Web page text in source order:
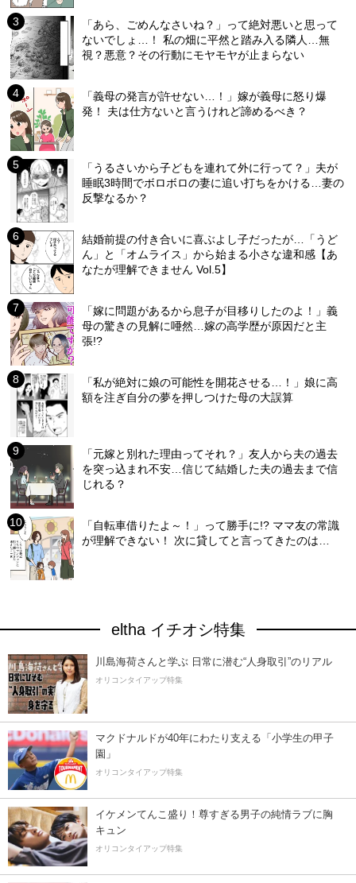
「あら、ごめんなさいね？」って絶対悪いと思って
ないでしょ…！ 私の畑に平然と踏み入る隣人…無
視？悪意？その行動にモヤモヤが止まらない
「義母の発言が許せない…！」嫁が義母に怒り爆
発！ 夫は仕方ないと言うけれど諦めるべき？
「うるさいから子どもを連れて外に行って？」夫が
睡眠3時間でボロボロの妻に追い打ちをかける…妻の
反撃なるか？
結婚前提の付き合いに喜ぶよし子だったが…「うど
ん」と「オムライス」から始まる小さな違和感【あ
なたが理解できません Vol.5】
「嫁に問題があるから息子が目移りしたのよ！」義
母の驚きの見解に唖然…嫁の高学歴が原因だと主
張!?
「私が絶対に娘の可能性を開花させる…！」娘に高
額を注ぎ自分の夢を押しつけた母の大誤算
「元嫁と別れた理由ってそれ？」友人から夫の過去
を突っ込まれ不安…信じて結婚した夫の過去まで信
じれる？
「自転車借りたよ～！」って勝手に!? ママ友の常識
が理解できない！ 次に貸してと言ってきたのは…
eltha イチオシ特集
川島海荷さんと学ぶ 日常に潜む“人身取引”のリアル
オリコンタイアップ特集
マクドナルドが40年にわたり支える「小学生の甲子
園」
オリコンタイアップ特集
イケメンてんこ盛り！尊すぎる男子の純情ラブに胸
キュン
オリコンタイアップ特集